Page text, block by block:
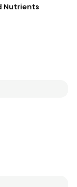
Nutrients